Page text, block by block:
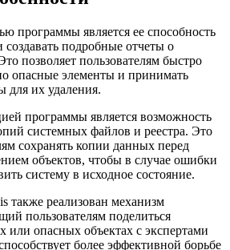
программы является ее способность
создавать подробные отчеты о
позволяет пользователям быстро
опасные элементы и принимать
для их удаления.
программы является возможность
системных файлов и реестра. Это
сохранять копии данных перед
объектов, чтобы в случае ошибки
систему в исходное состояние.
также реализован механизм
пользователям поделиться
или опасных объектах с экспертами
более эффективной борьбе